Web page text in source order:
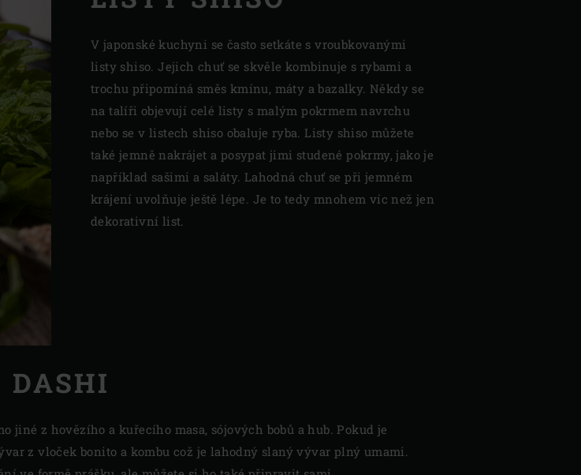
V japonské kuchyni se často setkáte s vroubkovanými
listy shiso. Jejich chuť se skvěle kombinuje s rybami a
trochu připomíná směs kmínu, máty a bazalky. Někdy se
na talíři objevují celé listy s malým pokrmem navrchu
nebo se v listech shiso obaluje ryba. Listy shiso můžete
také jemně nakrájet a posypat jimi studené pokrmy, jako je
například sašimi a saláty. Lahodná chuť se při jemném
krájení uvolňuje ještě lépe. Je to tedy mnohem víc než jen
dekorativní list.
DASHI
jiné z hovězího a kuřecího masa, sójových bobů a hub. Pokud je
z vloček bonito a kombu což je lahodný slaný vývar plný umami.